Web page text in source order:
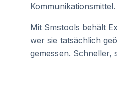
Kommunikationsmittel.
Mit Smstools behält
wer sie tatsächlich
gemessen. Schneller,